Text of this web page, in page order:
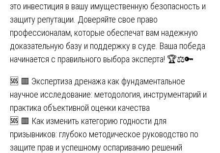
это инвестиция в вашу имущественную безопасность и
защиту репутации. Доверяйте свое право
профессионалам, которые обеспечат вам надежную
доказательную базу и поддержку в суде. Ваша победа
начинается с правильного выбора эксперта! 🏆⚖️🔑
Навигация
по
записям
🆘 🟥 Экспертиза дренажа как фундаментальное
научное исследование: методология, инструментарий и
практика объективной оценки качества
🆘 🟥 Как изменить категорию годности для
призывников: глубоко методическое руководство по
защите прав и успешному оспариванию решений